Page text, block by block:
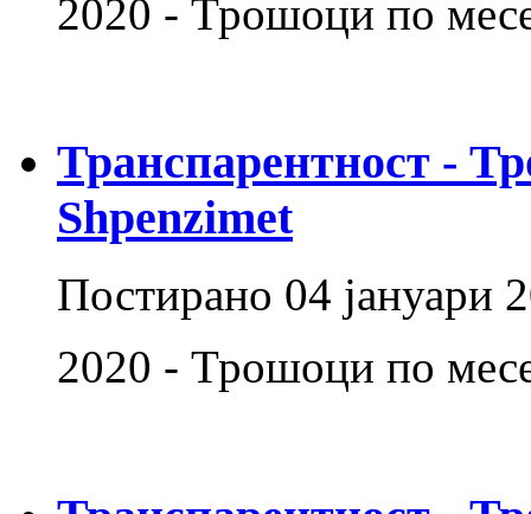
2020 - Трошоци по
Транспарентност -
Shpenzimet
Постирано 04 јануари
2020 - Трошоци по